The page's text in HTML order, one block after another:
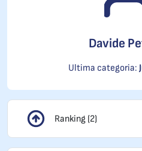
Davide
Ultima categoria:
Ranking (2)